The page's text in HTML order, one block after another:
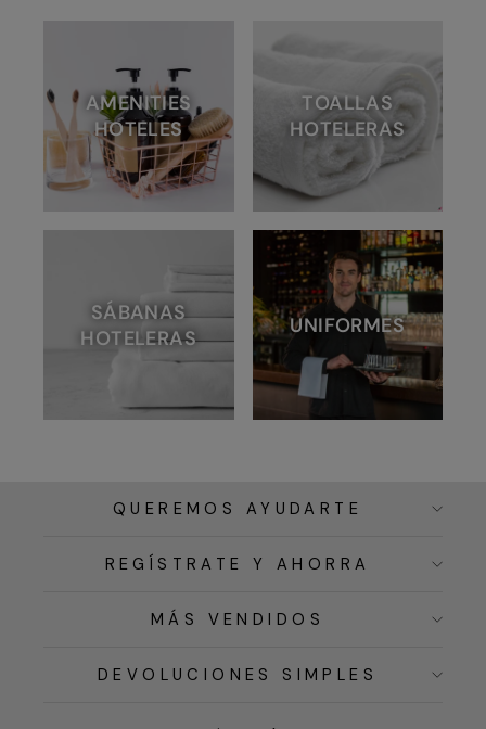
AMENITIES
HOTELES
TOALLAS
HOTELERAS
SÁBANAS
HOTELERAS
UNIFORMES
QUEREMOS AYUDARTE
REGÍSTRATE Y AHORRA
MÁS VENDIDOS
DEVOLUCIONES SIMPLES